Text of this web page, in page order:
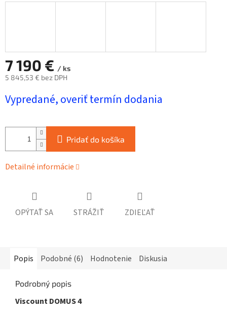
7 190 € / ks
5 845,53 € bez DPH
cena:
Vypredané, overiť termín dodania
Pridať do košíka
Detailné informácie
OPÝTAŤ SA STRÁŽIŤ ZDIEĽAŤ
Popis Podobné (6) Hodnotenie Diskusia
Podrobný popis
Viscount DOMUS 4